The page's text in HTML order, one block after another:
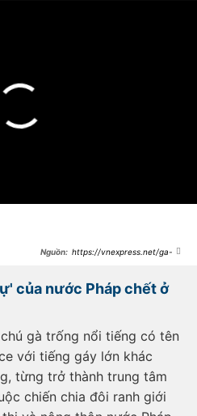
https://vnexpress.net/ga-
của nước Pháp chết ở
gà trống nổi tiếng có tên
với tiếng gáy lớn khác
từng trở thành trung tâm
chiến chia đôi ranh giới